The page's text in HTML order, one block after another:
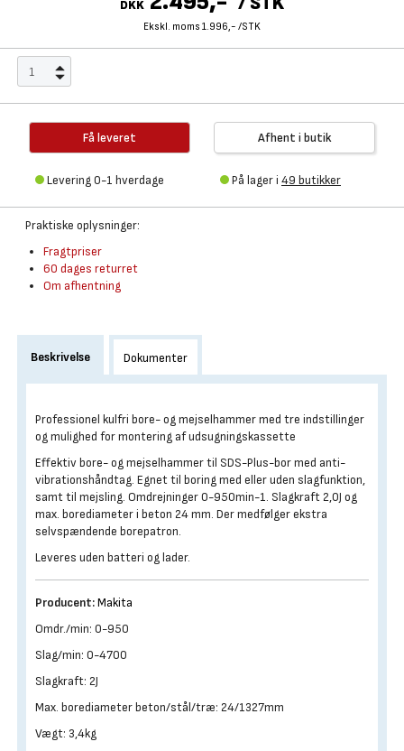
DKK
Ekskl. moms 1.996,- /STK
Få leveret
Levering 0-1 hverdage
Afhent i butik
På lager i 49 butikker
Praktiske oplysninger:
Fragtpriser
60 dages returret
Om afhentning
Beskrivelse Dokumenter
Professionel kulfri bore- og mejselhammer med tre indstillinger
og mulighed for montering af udsugningskassette
Effektiv bore- og mejselhammer til SDS-Plus-bor med anti-
vibrationshåndtag. Egnet til boring med eller uden slagfunktion,
samt til mejsling. Omdrejninger 0-950min-1. Slagkraft 2,0J og
max. borediameter i beton 24 mm. Der medfølger ekstra
selvspændende borepatron.
Leveres uden batteri og lader.
Producent:Makita
Omdr./min: 0-950
Slag/min: 0-4700
Slagkraft: 2J
Max. borediameter beton/stål/træ: 24/1327mm
Vægt: 3,4kg